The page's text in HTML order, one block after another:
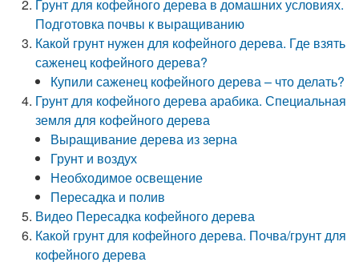
Грунт для кофейного дерева в домашних условиях.
Подготовка почвы к выращиванию
Какой грунт нужен для кофейного дерева. Где взять
саженец кофейного дерева?
Купили саженец кофейного дерева – что делать?
Грунт для кофейного дерева арабика. Специальная
земля для кофейного дерева
Выращивание дерева из зерна
Грунт и воздух
Необходимое освещение
Пересадка и полив
Видео Пересадка кофейного дерева
Какой грунт для кофейного дерева. Почва/грунт для
кофейного дерева